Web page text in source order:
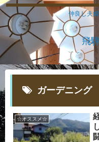
仲良し夫
飛
ガーデニング
☆オススメ☆